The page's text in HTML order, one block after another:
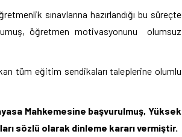
sınavlarına hazırlandığı bu süreçte
öğretmen motivasyonunu olumsuz
tüm eğitim sendikaları taleplerine olumlu
Mahkemesine başvurulmuş, Yüksek
sözlü olarak dinleme kararı vermiştir.